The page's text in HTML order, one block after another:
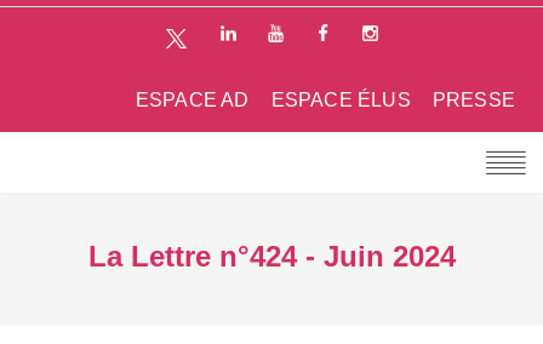
PRESSE
ESPACE ÉLUS
ESPACE AD
La Lettre n°424 - Juin 2024